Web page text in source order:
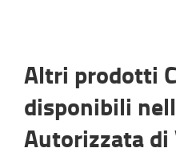
Altri prodotti
disponibili
Autorizzata